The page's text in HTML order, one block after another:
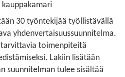
kauppakamari
30 työntekijää työllistävällä
yhdenvertaisuussuunnitelma.
tarvittavia toimenpiteitä
Lakiin lisätään
suunnitelman tulee sisältää